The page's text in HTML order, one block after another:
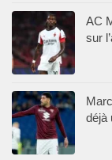
AC
sur
déjà